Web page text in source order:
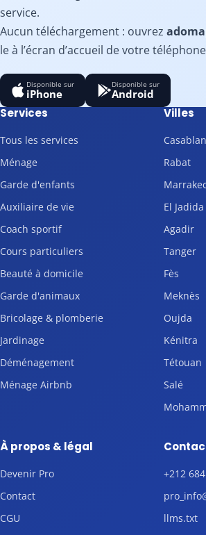
service.
Aucun téléchargement : ouvrez
le à l’écran d’accueil de votre
Disponible sur
iPhone
Disponible sur
Android
Services
Tous les services
Ménage
Garde d'enfants
Auxiliaire de vie
Coach sportif
Cours particuliers
Beauté à domicile
Garde d'animaux
Bricolage & plomberie
Jardinage
Déménagement
Ménage Airbnb
Villes
Rabat
El Jadida
Agadir
Tanger
Fès
Meknès
Oujda
Kénitra
Tétouan
Salé
À propos & légal
Devenir Pro
Contact
CGU
+212
llms.txt